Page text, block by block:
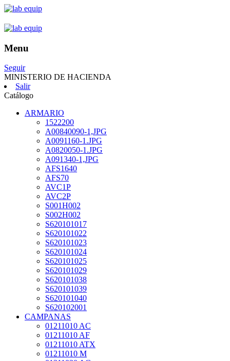
Menu
Seguir
MINISTERIO DE HACIENDA
Salir
Catálogo
ARMARIO
1522200
A00840090-1,JPG
A0091160-1.JPG
A0820050-1.JPG
A091340-1,JPG
AFS1640
AFS70
AVC1P
AVC2P
S001H002
S002H002
S620101017
S620101022
S620101023
S620101024
S620101025
S620101029
S620101038
S620101039
S620101040
S620102001
CAMPANAS
01211010 AC
01211010 AF
01211010 ATX
01211010 M